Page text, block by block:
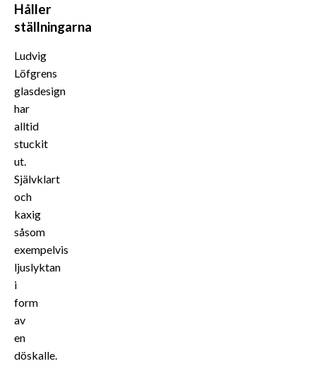
Håller
ställningarna
Ludvig
Löfgrens
glasdesign
har
alltid
stuckit
ut.
Självklart
och
kaxig
såsom
exempelvis
ljuslyktan
i
form
av
en
döskalle.